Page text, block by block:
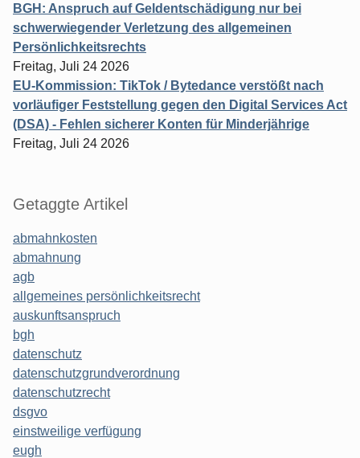
BGH: Anspruch auf Geldentschädigung nur bei
schwerwiegender Verletzung des allgemeinen
Persönlichkeitsrechts
Freitag, Juli 24 2026
EU-Kommission: TikTok / Bytedance verstößt nach
vorläufiger Feststellung gegen den Digital Services Act
(DSA) - Fehlen sicherer Konten für Minderjährige
Freitag, Juli 24 2026
Getaggte Artikel
abmahnkosten
abmahnung
agb
allgemeines persönlichkeitsrecht
auskunftsanspruch
bgh
datenschutz
datenschutzgrundverordnung
datenschutzrecht
dsgvo
einstweilige verfügung
eugh